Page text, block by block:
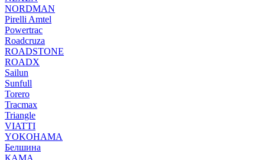
NORDMAN
Pirelli Amtel
Powertrac
Roadcruza
ROADSTONE
ROADX
Sailun
Sunfull
Torero
Tracmax
Triangle
VIATTI
YOKOHAMA
Белшина
КАМА